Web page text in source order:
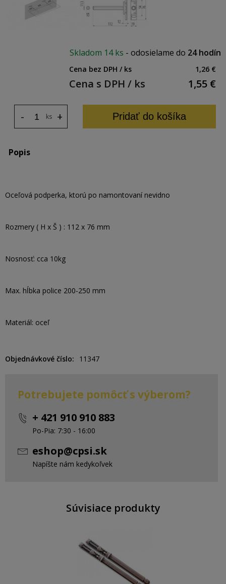
Skladom 14 ks - odosielame do 24 hodín
Cena bez DPH / ks 1,26 €
Cena s DPH / ks 1,55 €
ks +
- Pridať do košíka
Popis
Oceľová podperka, ktorú po namontovaní nevidno
Rozmery ( H x Š ) : 112 x 76 mm
Nosnosť: cca 10kg
Max. hĺbka police 200-250 mm
Materiál: oceľ
Objednávkové číslo 11347
Potrebujete pomôcť s výberom?
+ 421 910 910 883
Po-Pia: 7:30 - 16:00
eshop@cpsi.sk
Napíšte nám kedykoľvek
Súvisiace produkty